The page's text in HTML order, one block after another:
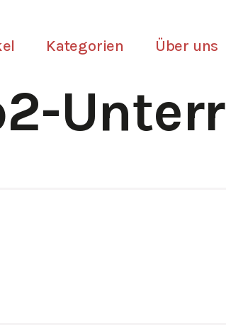
Kategorien Über uns